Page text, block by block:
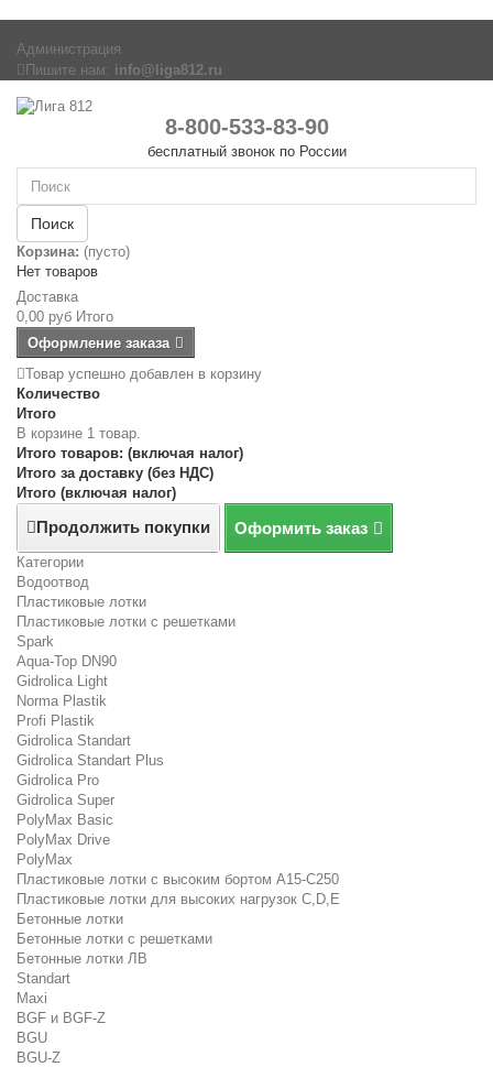
Администрация
Пишите нам: info@liga812.ru
8-800-533-83-90
бесплатный звонок по России
Поиск
Корзина: (пусто)
Нет товаров
Доставка
0,00 руб Итого
Оформление заказа
Товар успешно добавлен в корзину
Количество
Итого
В корзине 1 товар.
Итого товаров: (включая налог)
Итого за доставку (без НДС)
Итого (включая налог)
Продолжить покупки Оформить заказ
Категории
Водоотвод
Пластиковые лотки
Пластиковые лотки с решетками
Spark
Aqua-Top DN90
Gidrolica Light
Norma Plastik
Profi Plastik
Gidrolica Standart
Gidrolica Standart Plus
Gidrolica Pro
Gidrolica Super
PolyMax Basic
PolyMax Drive
PolyMax
Пластиковые лотки с высоким бортом А15-C250
Пластиковые лотки для высоких нагрузок C,D,E
Бетонные лотки
Бетонные лотки с решетками
Бетонные лотки ЛВ
Standart
Maxi
BGF и BGF-Z
BGU
BGU-Z